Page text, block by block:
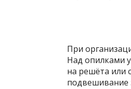
При
Над опилками
на решёта или
подвешивание